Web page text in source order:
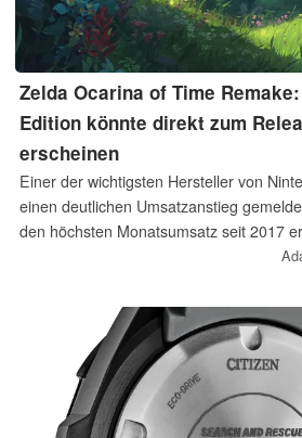
Zelda Ocarina of Time
Edition könnte direkt zum
erscheinen
Einer der wichtigsten Hersteller von
einen deutlichen Umsatzanstieg
den höchsten Monatsumsatz seit 2017
Gerüchte über eine Switch-2-
des Zelda-Spiels wird zudem ein neuer